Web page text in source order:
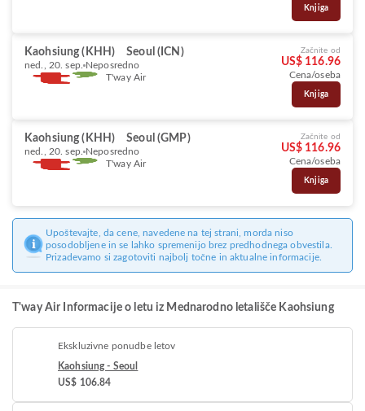
Knjiga
Kaohsiung (KHH) Seoul (ICN)
ned., 20. sep. Neposredno
T'way Air
Začnite od
US$ 116.96
Cena/oseba
Knjiga
Kaohsiung (KHH) Seoul (GMP)
ned., 20. sep. Neposredno
T'way Air
Začnite od
US$ 116.96
Cena/oseba
Knjiga
Upoštevajte, da cene, navedene na tej strani, morda niso
posodobljene in se lahko spremenijo brez predhodnega obvestila.
Prizadevamo si zagotoviti najbolj točne in aktualne informacije.
T'way Air Informacije o letu iz Mednarodno letališče Kaohsiung
Ekskluzivne ponudbe letov
Kaohsiung - Seoul
US$ 106.84